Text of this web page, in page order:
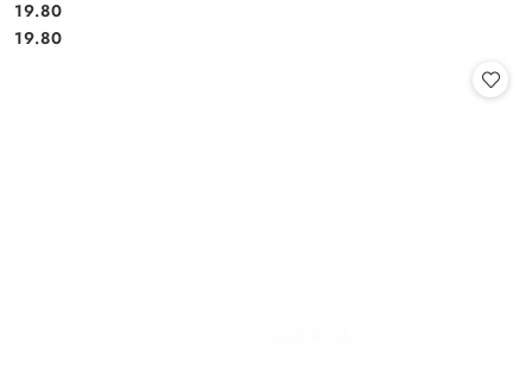
Cena:
19.80
Cena:
19.80